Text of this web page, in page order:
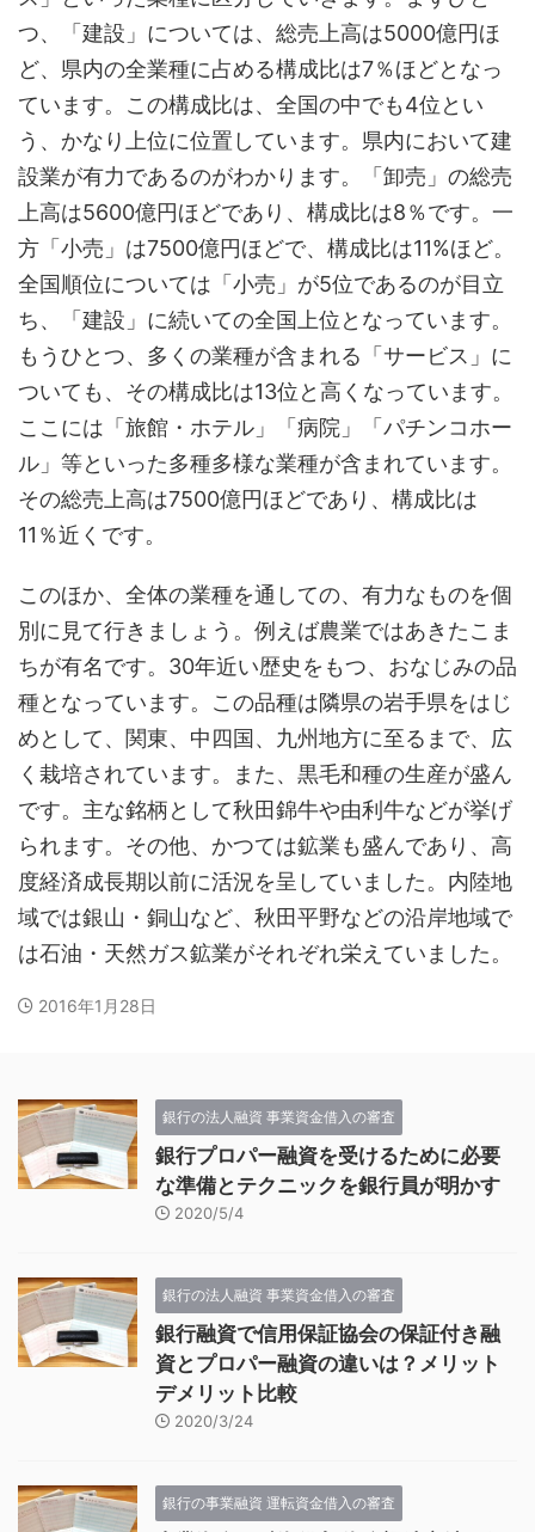
つ、「建設」については、総売上高は5000億円ほ
ど、県内の全業種に占める構成比は7％ほどとなっ
ています。この構成比は、全国の中でも4位とい
う、かなり上位に位置しています。県内において建
設業が有力であるのがわかります。「卸売」の総売
上高は5600億円ほどであり、構成比は8％です。一
方「小売」は7500億円ほどで、構成比は11%ほど。
全国順位については「小売」が5位であるのが目立
ち、「建設」に続いての全国上位となっています。
もうひとつ、多くの業種が含まれる「サービス」に
ついても、その構成比は13位と高くなっています。
ここには「旅館・ホテル」「病院」「パチンコホー
ル」等といった多種多様な業種が含まれています。
その総売上高は7500億円ほどであり、構成比は
11％近くです。
このほか、全体の業種を通しての、有力なものを個
別に見て行きましょう。例えば農業ではあきたこま
ちが有名です。30年近い歴史をもつ、おなじみの品
種となっています。この品種は隣県の岩手県をはじ
めとして、関東、中四国、九州地方に至るまで、広
く栽培されています。また、黒毛和種の生産が盛ん
です。主な銘柄として秋田錦牛や由利牛などが挙げ
られます。その他、かつては鉱業も盛んであり、高
度経済成長期以前に活況を呈していました。内陸地
域では銀山・銅山など、秋田平野などの沿岸地域で
は石油・天然ガス鉱業がそれぞれ栄えていました。
2016年1月28日
銀行の法人融資 事業資金借入の審査
銀行プロパー融資を受けるために必要
な準備とテクニックを銀行員が明かす
2020/5/4
銀行の法人融資 事業資金借入の審査
銀行融資で信用保証協会の保証付き融
資とプロパー融資の違いは？メリット
デメリット比較
2020/3/24
銀行の事業融資 運転資金借入の審査